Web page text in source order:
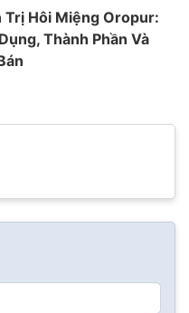
Trị Hôi Miệng Oropur:
Thành Phần Và